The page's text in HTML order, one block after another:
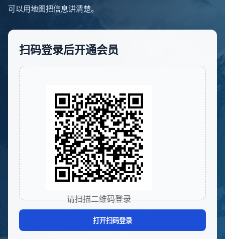
请扫描二维码登录
可以用地图把信息讲清楚。
扫码登录后开通会员
打开扫码登录